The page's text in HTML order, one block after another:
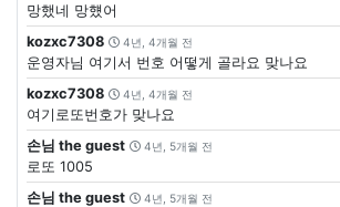
망했네 망헀어
kozxc7308
4년, 4개월 전
운영자님 여기서 번호 어떻게 골라요 맞나요
kozxc7308
4년, 4개월 전
여기로또번호가 맞나요
손님 the guest
4년, 5개월 전
로또 1005
손님 the guest
4년, 5개월 전